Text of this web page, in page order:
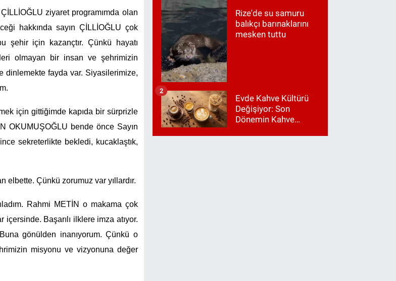
ziyaret programımda olan
hakkında sayın ÇİLLİOĞLU çok
şehir için kazançtır. Çünkü hayatı
olmayan bir insan ve şehrimizin
dinlemekte fayda var. Siyasilerimize,
için gittiğimde kapıda bir sürprizle
OKUMUŞOĞLU bende önce Sayın
sekreterlikte bekledi, kucaklaştık,
elbette. Çünkü zorumuz var yıllardır.
Rahmi METİN o makama çok
içersinde. Başarılı ilklere imza atıyor.
gönülden inanıyorum. Çünkü o
misyonu ve vizyonuna değer
Rize'de su samuru
balıkçı barınaklarını
mesken tuttu
Evde Kahve Kültürü
Değişiyor: Son
Dönemin Kahve
2